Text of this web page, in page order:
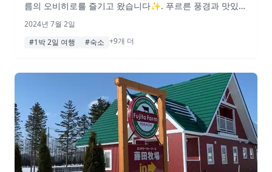
름의 오비히로를 즐기고 왔습니다✨. 푸르른 풍경과 맛있는
의 장소다!초여름의 오비히로는 청량하고 쾌적했다! 게재된
정보 및 가격은 변동될 수 있습니다. Part1, Part2 기사는 여
2024년 7월 2일
#1박 2일 여행
#숙소 +9개 더